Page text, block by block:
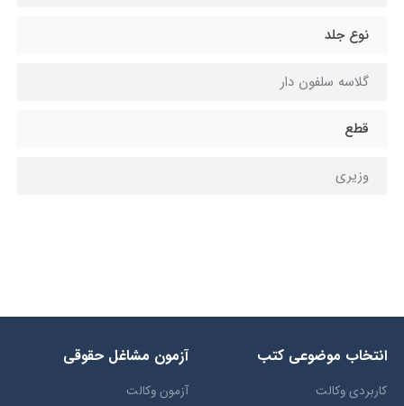
نوع جلد
گلاسه سلفون دار
قطع
وزیری
انتخاب​ موضوعي​ کتب
کاربردی وکالت
آزمون مشاغل حقوقی
آزمون وکالت